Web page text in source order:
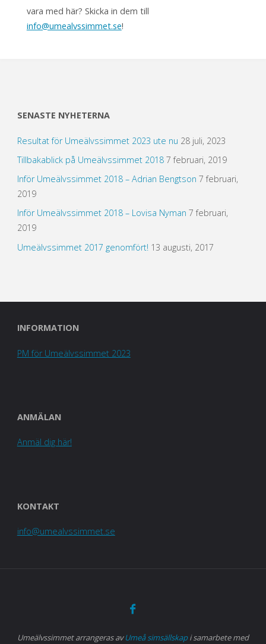
vara med här? Skicka in dem till
info@umealvssimmet.se!
SENASTE NYHETERNA
Resultat för Umeälvssimmet 2023 ute nu 28 juli, 2023
Tillbakablick på Umeälvssimmet 2018 7 februari, 2019
Inför Umeälvssimmet 2018 – Adrian Bengtson 7 februari,
2019
Inför Umeälvssimmet 2018 – Lovisa Nyman 7 februari,
2019
Umeälvssimmet 2017 genomfört! 13 augusti, 2017
INFORMATION
PM för Umeälvssimmet 2023
ANMÄLAN
Anmäl dig här!
KONTAKT
info@umealvssimmet.se
Umeälvssimmet arrangeras avUmeå simsällskapi samarbete med